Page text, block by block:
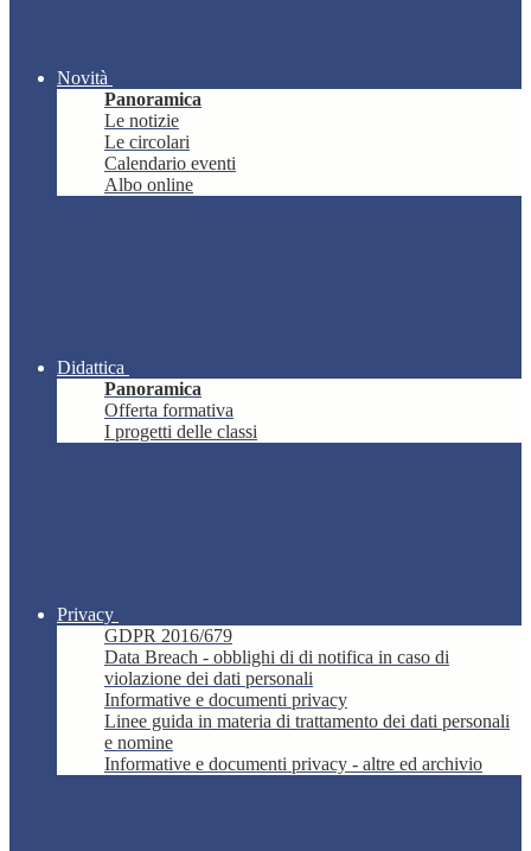
Novità
Panoramica
Le notizie
Le circolari
Calendario eventi
Albo online
Didattica
Panoramica
Offerta formativa
I progetti delle classi
Privacy
GDPR 2016/679
Data Breach - obblighi di di notifica in caso di
violazione dei dati personali
Informative e documenti privacy
Linee guida in materia di trattamento dei dati personali
e nomine
Informative e documenti privacy - altre ed archivio